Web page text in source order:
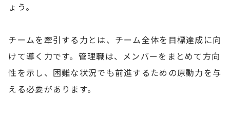
ょう。
チームを牽引する力とは、チーム全体を目標達成に向
けて導く力です。管理職は、メンバーをまとめて方向
性を示し、困難な状況でも前進するための原動力を与
える必要があります。